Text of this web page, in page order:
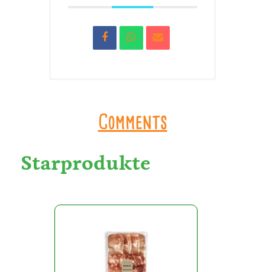
Comments
Starprodukte